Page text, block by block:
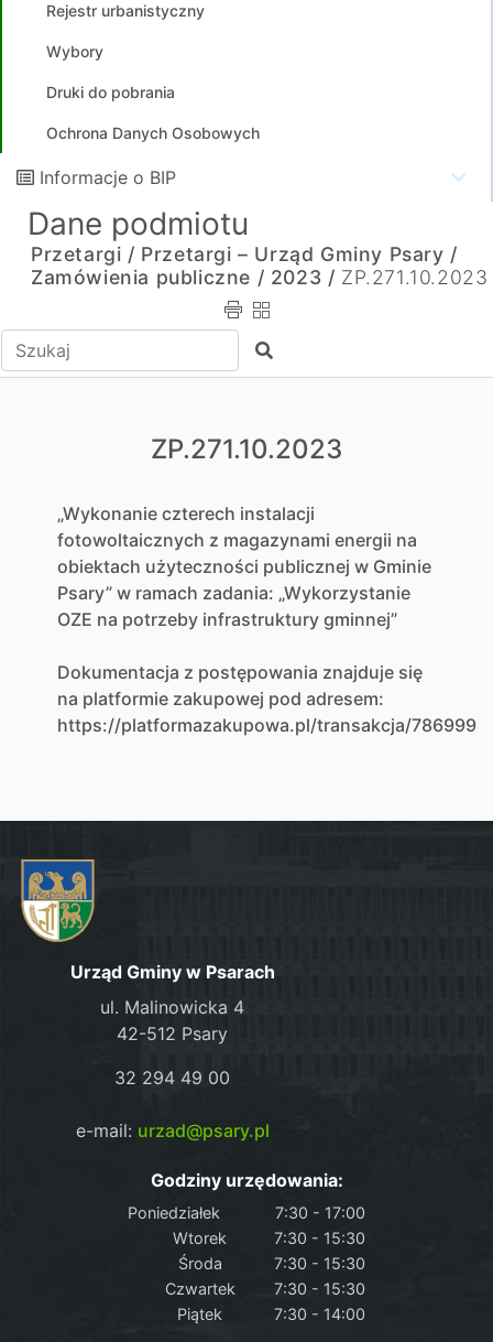
Rejestr urbanistyczny
Wybory
Druki do pobrania
Ochrona Danych Osobowych
Informacje o BIP
Dane podmiotu
Przetargi / Przetargi – Urząd Gminy Psary /
Zamówienia publiczne / 2023 / ZP.271.10.2023
Wpisz tekst do wyszukania Szukaj
ZP.271.10.2023
„Wykonanie czterech instalacji
fotowoltaicznych z magazynami energii na
obiektach użyteczności publicznej w Gminie
Psary” w ramach zadania: „Wykorzystanie
OZE na potrzeby infrastruktury gminnej”
Dokumentacja z postępowania znajduje się
na platformie zakupowej pod adresem:
https://platformazakupowa.pl/transakcja/786999
Urząd Gminy w Psarach
ul. Malinowicka 4
42-512 Psary
32 294 49 00
e-mail: urzad@psary.pl
Godziny urzędowania:
Poniedziałek
7:30 - 17:00
Wtorek
7:30 - 15:30
Środa
7:30 - 15:30
Czwartek
7:30 - 15:30
Piątek
7:30 - 14:00